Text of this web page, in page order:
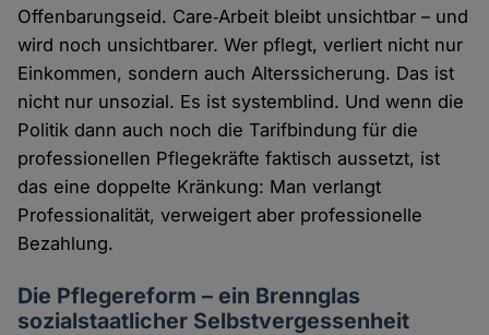
Offenbarungseid. Care‑Arbeit bleibt unsichtbar – und
wird noch unsichtbarer. Wer pflegt, verliert nicht nur
Einkommen, sondern auch Alterssicherung. Das ist
nicht nur unsozial. Es ist systemblind. Und wenn die
Politik dann auch noch die Tarifbindung für die
professionellen Pflegekräfte faktisch aussetzt, ist
das eine doppelte Kränkung: Man verlangt
Professionalität, verweigert aber professionelle
Bezahlung.
Die Pflegereform – ein Brennglas
sozialstaatlicher Selbstvergessenheit